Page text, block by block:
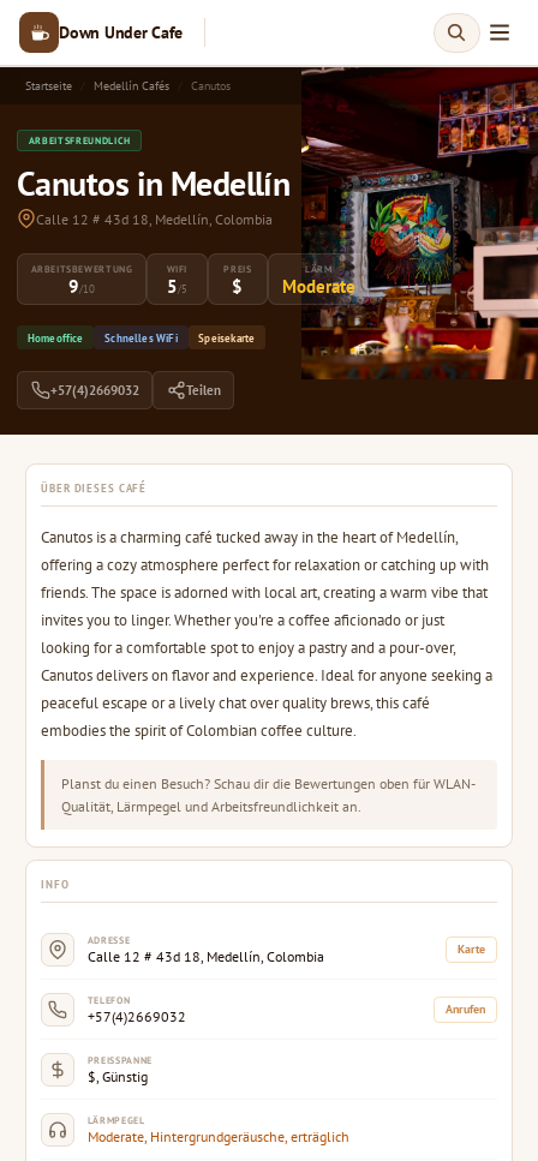
Down Under Cafe
Startseite Medellín Cafés Canutos
ARBEITSFREUNDLICH
Canutos in Medellín
Calle 12 # 43d 18, Medellín, Colombia
ARBEITSBEWERTUNG
9/10
WIFI
5/5
PREIS
$
LÄRM
Moderate
Homeoffice Schnelles WiFi Speisekarte
+57(4)2669032 Teilen
ÜBER DIESES CAFÉ
Canutos is a charming café tucked away in the heart of Medellín,
offering a cozy atmosphere perfect for relaxation or catching up with
friends. The space is adorned with local art, creating a warm vibe that
invites you to linger. Whether you're a coffee aficionado or just
looking for a comfortable spot to enjoy a pastry and a pour-over,
Canutos delivers on flavor and experience. Ideal for anyone seeking a
peaceful escape or a lively chat over quality brews, this café
embodies the spirit of Colombian coffee culture.
Planst du einen Besuch? Schau dir die Bewertungen oben für WLAN-
Qualität, Lärmpegel und Arbeitsfreundlichkeit an.
INFO
ADRESSE
Calle 12 # 43d 18, Medellín, Colombia Karte
TELEFON
+57(4)2669032 Anrufen
PREISSPANNE
$, Günstig
LÄRMPEGEL
Moderate, Hintergrundgeräusche, erträglich